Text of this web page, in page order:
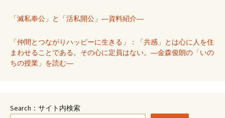
「滅私奉公」と「活私開公」―資料紹介―
「仲間とつながりハッピーに生きる」：「共感」とは心に人を住
まわせることである。その心に定員はない。―金森俊朗の「いの
ちの授業」を読む―
Search：サイト内検索